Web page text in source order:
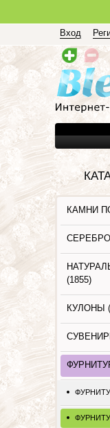
Вход
КАМНИ
(1855)
КУЛОНЫ